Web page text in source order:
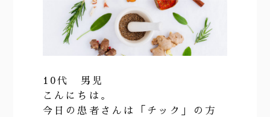
10代 男児
こんにちは。
今日の患者さんは「チック」の方